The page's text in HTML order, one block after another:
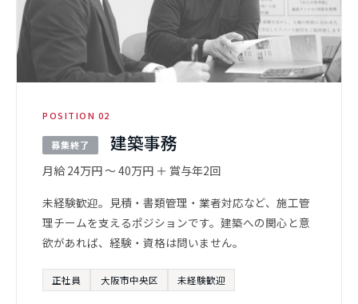
POSITION 02
募集終了 建築事務
月給 24万円 〜 40万円 ＋ 賞与年2回
未経験歓迎。見積・書類管理・業者対応など、施工管
理チームを支えるポジションです。建築への関心と意
欲があれば、経験・資格は問いません。
正社員 大阪市中央区 未経験歓迎